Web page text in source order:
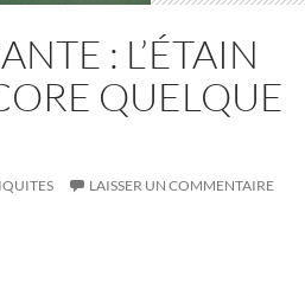
: L’ÉTAIN
QUELQUE
LAISSER UN COMMENTAIRE